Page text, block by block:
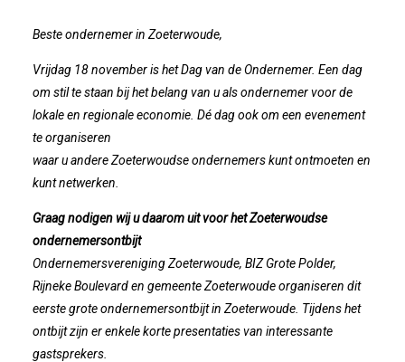
Bezoek Aan Swetterhage
Winkeltijden Verruimd
Ontbijt Bij De Buren In Leiderdorp!
Geslaagde Ledendag!
2024-05-15 Bestuursvergadering
Verslag Van ALV 2024
Nieuwjaarsreceptie In Sfeer
Beste ondernemer in Zoeterwoude,
Vrijdag 18 november is het Dag van de Ondernemer. Een dag
om stil te staan bij het belang van u als ondernemer voor de
lokale en regionale economie. Dé dag ook om een evenement
te organiseren
waar u andere Zoeterwoudse ondernemers kunt ontmoeten en
kunt netwerken.
Graag nodigen wij u daarom uit voor het Zoeterwoudse
ondernemersontbijt
Ondernemersvereniging Zoeterwoude, BIZ Grote Polder,
Rijneke Boulevard en gemeente Zoeterwoude organiseren dit
eerste grote ondernemersontbijt in Zoeterwoude. Tijdens het
ontbijt zijn er enkele korte presentaties van interessante
gastsprekers.